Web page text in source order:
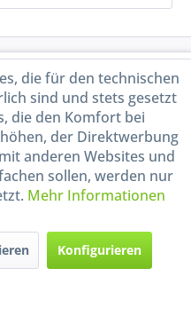
die für den technischen
sind und stets gesetzt
die den Komfort bei
der Direktwerbung
anderen Websites und
sollen, werden nur
Mehr Informationen
Konfigurieren